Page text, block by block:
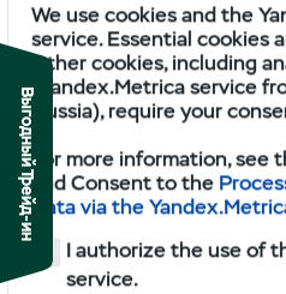
Коробка
передач
Раздаточная
коробка
We use cookies and the
service. Essential cookies
Other cookies, including
(Yandex.Metrica service
Russia), require your
For more information, see
and Consent to the
Data via the
I authorize the use of
service.
Выгодный Трейд-ин